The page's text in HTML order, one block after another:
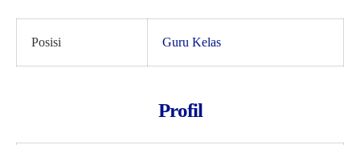
Posisi Guru Kelas
Profil